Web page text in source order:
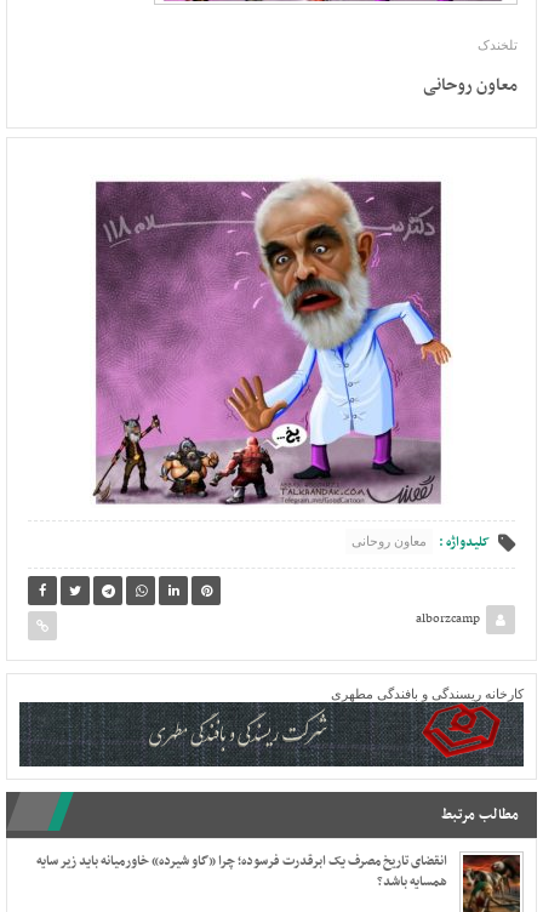
تلخندک
معاون روحانی
کلیدواژه : معاون روحانی
alborzcamp
کارخانه ریسندگی و بافندگی مطهری
مطالب مرتبط
انقضای تاریخ مصرف یک ابرقدرت فرسوده؛ چرا «گاو شیرده» خاورمیانه باید زیر سایه
همسایه باشد؟